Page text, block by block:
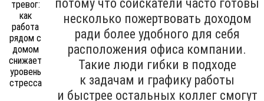
потому что соискатели часто готовы
несколько пожертвовать доходом
ради более удобного для себя
расположения офиса компании.
Такие люди гибки в подходе
к задачам и графику работы
и быстрее остальных коллег смогут